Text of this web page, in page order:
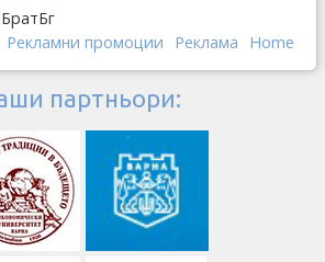
Рекламни промоции Реклама Home
партньори: